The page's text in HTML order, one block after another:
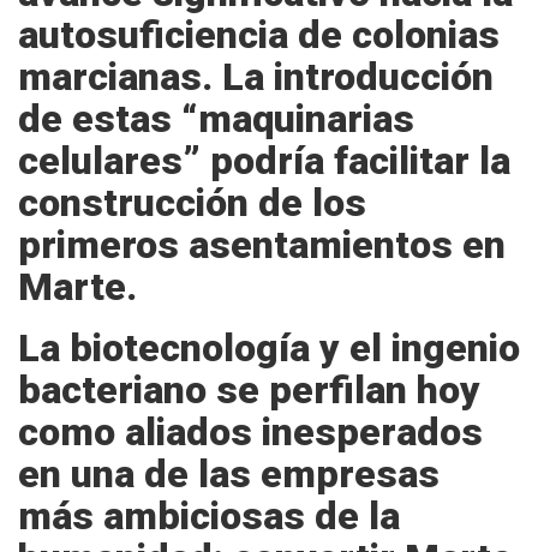
autosuficiencia de colonias
marcianas. La introducción
de estas “maquinarias
celulares” podría facilitar la
construcción de los
primeros asentamientos en
Marte.
La biotecnología y el ingenio
bacteriano se perfilan hoy
como aliados inesperados
en una de las empresas
más ambiciosas de la